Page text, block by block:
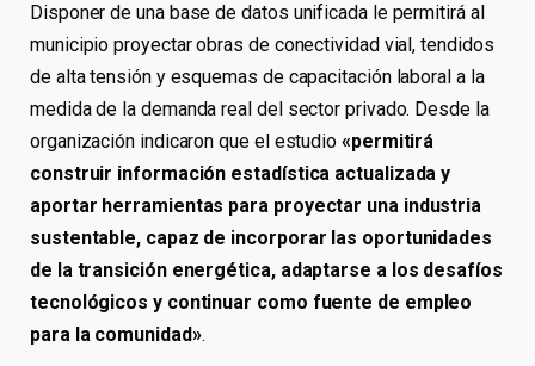
Disponer de una base de datos unificada le permitirá al
municipio proyectar obras de conectividad vial, tendidos
de alta tensión y esquemas de capacitación laboral a la
medida de la demanda real del sector privado. Desde la
organización indicaron que el estudio «permitirá
construir información estadística actualizada y
aportar herramientas para proyectar una industria
sustentable, capaz de incorporar las oportunidades
de la transición energética, adaptarse a los desafíos
tecnológicos y continuar como fuente de empleo
para la comunidad».